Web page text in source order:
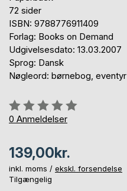
72 sider
ISBN: 9788776911409
Forlag: Books on Demand
Udgivelsesdato: 13.03.2007
Sprog: Dansk
Nøgleord: børnebog, eventyr
Anmeldelse::
0%
0 Anmeldelser
139,00kr.
inkl. moms / ekskl. forsendelse
Tilgængelig